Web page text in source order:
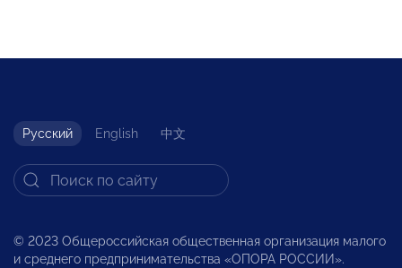
Русский English 中文
© 2023 Общероссийская общественная организация малого
и среднего предпринимательства «ОПОРА РОССИИ».